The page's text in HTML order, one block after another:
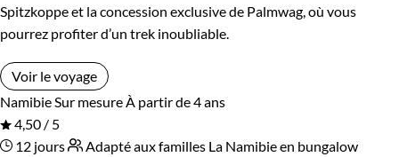
Spitzkoppe et la concession exclusive de Palmwag, où vous
pourrez profiter d’un trek inoubliable.
Voir le voyage
Namibie Sur mesure À partir de 4 ans
4,50 / 5
12 jours
Adapté aux familles La Namibie en bungalow